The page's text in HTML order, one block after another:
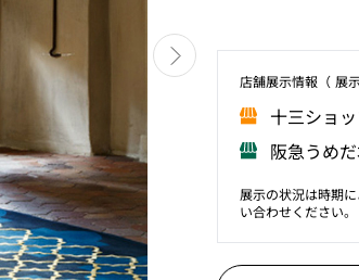
店舗展⽰情報（ 展
⼗三ショ
阪急うめ
展示の状況は時期
い合わせください。